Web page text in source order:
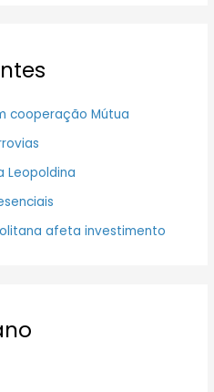
cooperação Mútua
Leopoldina
afeta investimento